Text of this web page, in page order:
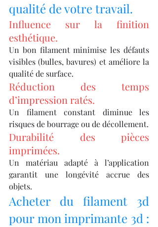
qualité de votre travail.
Influence sur la finition
esthétique.
Un bon filament minimise les défauts
visibles (bulles, bavures) et améliore la
qualité de surface.
Réduction des temps
d’impression ratés.
Un filament constant diminue les
risques de bourrage ou de décollement.
Durabilité des pièces
imprimées.
Un matériau adapté à l’application
garantit une longévité accrue des
objets.
Acheter du filament 3d
pour mon imprimante 3d :